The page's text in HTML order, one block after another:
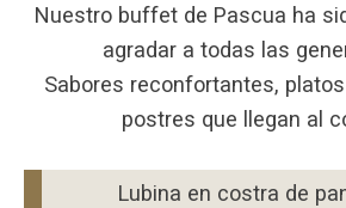
Nuestro buffet de Pascua ha
agradar a todas las
Sabores reconfortantes,
postres que llegan al
Lubina en costra de